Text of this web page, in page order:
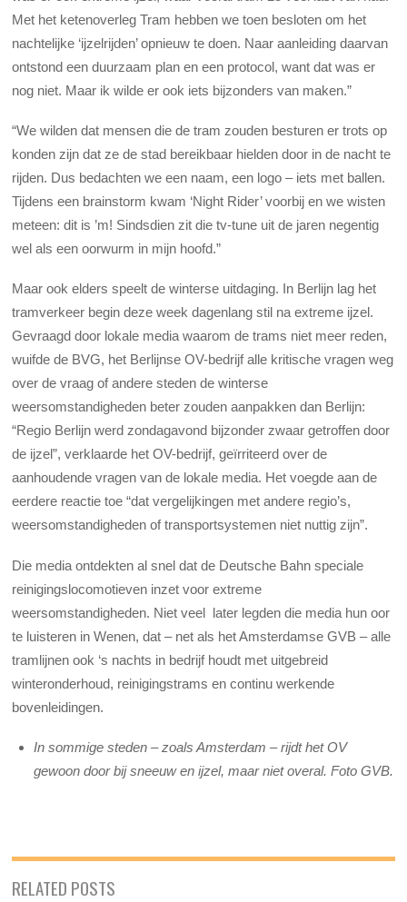
Met het ketenoverleg Tram hebben we toen besloten om het
nachtelijke ‘ijzelrijden’ opnieuw te doen. Naar aanleiding daarvan
ontstond een duurzaam plan en een protocol, want dat was er
nog niet. Maar ik wilde er ook iets bijzonders van maken.”
“We wilden dat mensen die de tram zouden besturen er trots op
konden zijn dat ze de stad bereikbaar hielden door in de nacht te
rijden. Dus bedachten we een naam, een logo – iets met ballen.
Tijdens een brainstorm kwam ‘Night Rider’ voorbij en we wisten
meteen: dit is ’m! Sindsdien zit die tv-tune uit de jaren negentig
wel als een oorwurm in mijn hoofd.”
Maar ook elders speelt de winterse uitdaging. In Berlijn lag het
tramverkeer begin deze week dagenlang stil na extreme ijzel.
Gevraagd door lokale media waarom de trams niet meer reden,
wuifde de BVG, het Berlijnse OV-bedrijf alle kritische vragen weg
over de vraag of andere steden de winterse
weersomstandigheden beter zouden aanpakken dan Berlijn:
“Regio Berlijn werd zondagavond bijzonder zwaar getroffen door
de ijzel”, verklaarde het OV-bedrijf, geïrriteerd over de
aanhoudende vragen van de lokale media. Het voegde aan de
eerdere reactie toe “dat vergelijkingen met andere regio’s,
weersomstandigheden of transportsystemen niet nuttig zijn”.
Die media ontdekten al snel dat de Deutsche Bahn speciale
reinigingslocomotieven inzet voor extreme
weersomstandigheden. Niet veel later legden die media hun oor
te luisteren in Wenen, dat – net als het Amsterdamse GVB – alle
tramlijnen ook ‘s nachts in bedrijf houdt met uitgebreid
winteronderhoud, reinigingstrams en continu werkende
bovenleidingen.
In sommige steden – zoals Amsterdam – rijdt het OV
gewoon door bij sneeuw en ijzel, maar niet overal. Foto GVB.
RELATED POSTS